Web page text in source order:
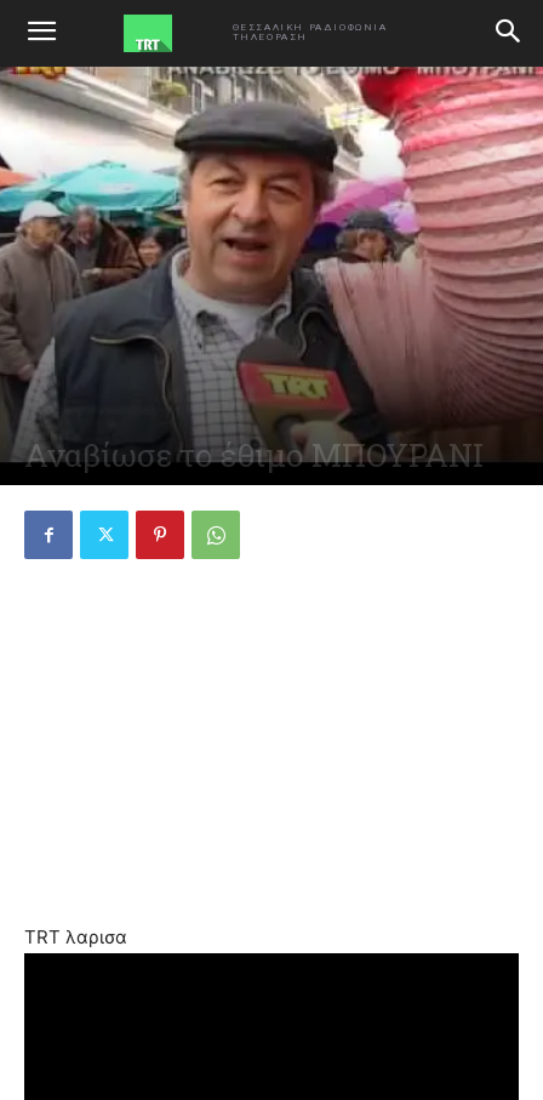
ΘΕΣΣΑΛΙΚΗ ΡΑΔΙΟΦΩΝΙΑ
ΤΗΛΕΟΡΑΣΗ
ΑΡΧΙΚΗ
Αναβίωσε το έθιμο ΜΠΟΥΡΑΝΙ
TRT λαρισα